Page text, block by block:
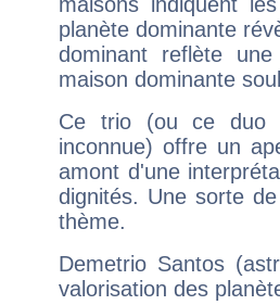
maisons indiquent
planète dominante
dominant reflète
maison dominante
Ce trio (ou ce duo
inconnue) offre un
amont d'une
dignités. Une sorte
thème.
Demetrio Santos
valorisation des